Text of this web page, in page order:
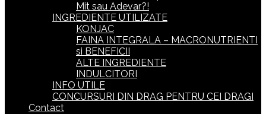
Mit sau Adevar?!
INGREDIENTE UTILIZATE
KONJAC
FAINA INTEGRALA – MACRONUTRIENTI
si BENEFICII
ALTE INGREDIENTE
INDULCITORI
INFO UTILE
CONCURSURI DIN DRAG PENTRU CEI DRAGI
Contact